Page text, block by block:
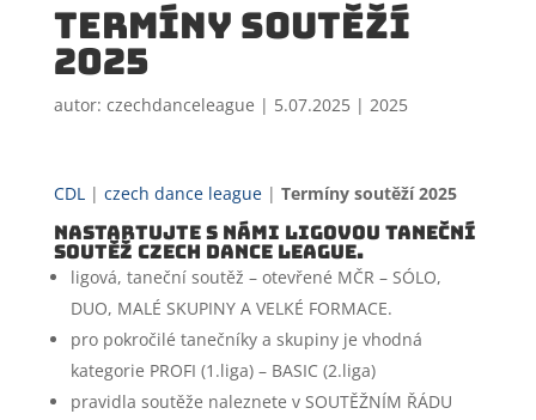
Termíny soutěží
2025
autor: czechdanceleague | 5.07.2025| 2025
CDL| czech dance league| Termíny soutěží 2025
Nastartujte s námi Ligovou taneční
soutěž CZECH DANCE league.
ligová, taneční soutěž – otevřené MČR – SÓLO,
DUO, MALÉ SKUPINY A VELKÉ FORMACE.
pro pokročilé tanečníky a skupiny je vhodná
kategorie PROFI (1.liga) – BASIC (2.liga)
pravidla soutěže naleznete v SOUTĚŽNÍM ŘÁDU